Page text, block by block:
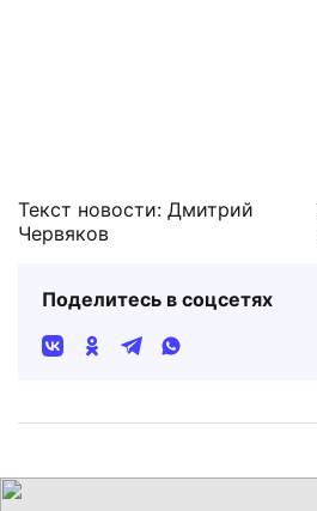
Текст новости: Дмитрий
Червяков
Поделитесь в соцсетях